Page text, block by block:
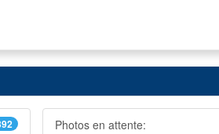
Photos en attente: